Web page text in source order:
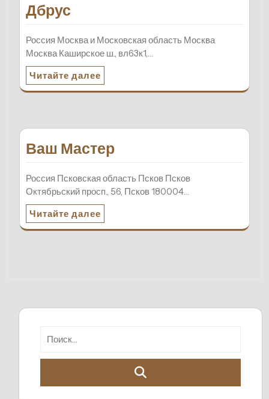
Дбрус
Россия Москва и Московская область Москва
Москва Каширское ш., вл63к1,…
Читайте далее
Ваш Мастер
Россия Псковская область Псков Псков
Октябрьский просп., 56, Псков 180004…
Читайте далее